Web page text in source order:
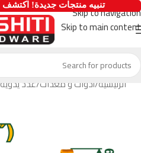
Skip to navigation
Skip to main content
الرئيسية أدوات و معدات عدد يدوية
  تنبيه منتجات جديدة! اكتشف أحدث الإضافات اليوم